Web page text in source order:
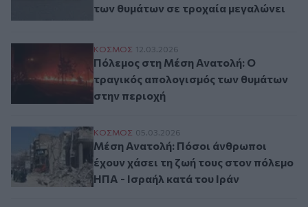
των θυμάτων σε τροχαία μεγαλώνει
Πόλεμος στη Μέση Ανατολή: Ο τραγικός
ΚΟΣΜΟΣ 12.03.2026
Πόλεμος στη Μέση Ανατολή: Ο
τραγικός απολογισμός των θυμάτων
στην περιοχή
Μέση Ανατολή: Πόσοι άνθρωποι έχουν
ΚΟΣΜΟΣ 05.03.2026
Μέση Ανατολή: Πόσοι άνθρωποι
έχουν χάσει τη ζωή τους στον πόλεμο
ΗΠΑ - Ισραήλ κατά του Ιράν